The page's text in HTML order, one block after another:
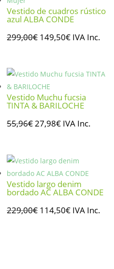
Vestido de cuadros rústico
azul ALBA CONDE
299,00€ El
era:
299,00€.
149,50€El
es:
IVA Inc.
Vestido Muchu fucsia
TINTA & BARILOCHE
55,96€ El
era:
55,96€.
27,98€El
es:
27,98€.
IVA Inc.
Vestido largo denim
bordado AC ALBA CONDE
229,00€ El
114,50€ElIVA Inc.